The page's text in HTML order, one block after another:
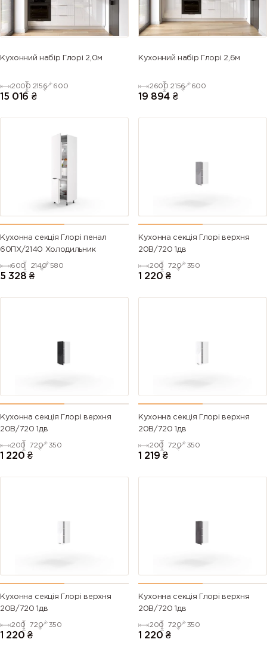
Кухонний набір Глорі 2,0м
2000 2156 600
15 016 ₴
Кухонний набір Глорі 2,6м
2600 2156 600
19 894 ₴
Кухонна секція Глорі пенал
60ПХ/2140 Холодильник
600 2140 580
5 328 ₴
Кухонна секція Глорі верхня
20В/720 1дв
200 720 350
1 220 ₴
Кухонна секція Глорі верхня
20В/720 1дв
200 720 350
1 220 ₴
Кухонна секція Глорі верхня
20В/720 1дв
200 720 350
1 219 ₴
Кухонна секція Глорі верхня
20В/720 1дв
200 720 350
1 220 ₴
Кухонна секція Глорі верхня
20В/720 1дв
200 720 350
1 220 ₴